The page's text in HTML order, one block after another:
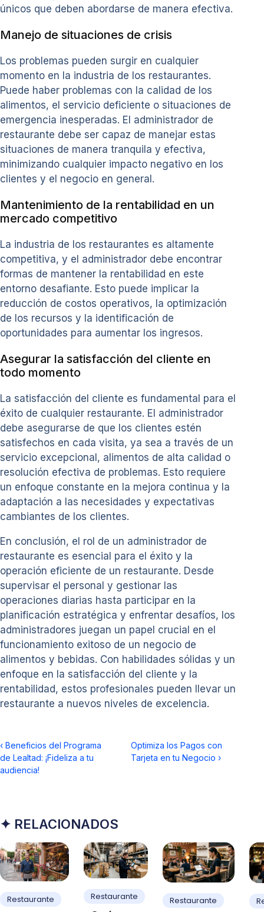
únicos que deben abordarse de manera efectiva.
Manejo de situaciones de crisis
Los problemas pueden surgir en cualquier
momento en la industria de los restaurantes.
Puede haber problemas con la calidad de los
alimentos, el servicio deficiente o situaciones de
emergencia inesperadas. El administrador de
restaurante debe ser capaz de manejar estas
situaciones de manera tranquila y efectiva,
minimizando cualquier impacto negativo en los
clientes y el negocio en general.
Mantenimiento de la rentabilidad en un
mercado competitivo
La industria de los restaurantes es altamente
competitiva, y el administrador debe encontrar
formas de mantener la rentabilidad en este
entorno desafiante. Esto puede implicar la
reducción de costos operativos, la optimización
de los recursos y la identificación de
oportunidades para aumentar los ingresos.
Asegurar la satisfacción del cliente en
todo momento
La satisfacción del cliente es fundamental para el
éxito de cualquier restaurante. El administrador
debe asegurarse de que los clientes estén
satisfechos en cada visita, ya sea a través de un
servicio excepcional, alimentos de alta calidad o
resolución efectiva de problemas. Esto requiere
un enfoque constante en la mejora continua y la
adaptación a las necesidades y expectativas
cambiantes de los clientes.
En conclusión, el rol de un administrador de
restaurante es esencial para el éxito y la
operación eficiente de un restaurante. Desde
supervisar el personal y gestionar las
operaciones diarias hasta participar en la
planificación estratégica y enfrentar desafíos, los
administradores juegan un papel crucial en el
funcionamiento exitoso de un negocio de
alimentos y bebidas. Con habilidades sólidas y un
enfoque en la satisfacción del cliente y la
rentabilidad, estos profesionales pueden llevar un
restaurante a nuevos niveles de excelencia.
‹ Beneficios del Programa
de Lealtad: ¡Fideliza a tu
audiencia!
Optimiza los Pagos con
Tarjeta en tu Negocio ›
✦ RELACIONADOS
Restaurante Restaurante Restaurante